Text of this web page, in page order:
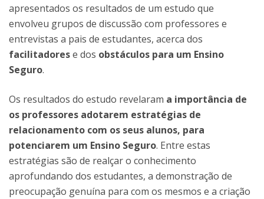
apresentados os resultados de um estudo que
envolveu grupos de discussão com professores e
entrevistas a pais de estudantes, acerca dos
facilitadorese dos obstáculos para um Ensino
Seguro.
Os resultados do estudo revelaram a importância de
os professores adotarem estratégias de
relacionamento com os seus alunos, para
potenciarem um Ensino Seguro. Entre estas
estratégias são de realçar o conhecimento
aprofundando dos estudantes, a demonstração de
preocupação genuína para com os mesmos e a criação